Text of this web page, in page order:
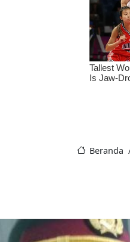
Beranda